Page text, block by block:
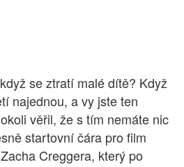
se ztratí malé dítě? Když
najednou, a vy jste ten
věřil, že s tím nemáte nic
startovní čára pro film
Creggera, který po